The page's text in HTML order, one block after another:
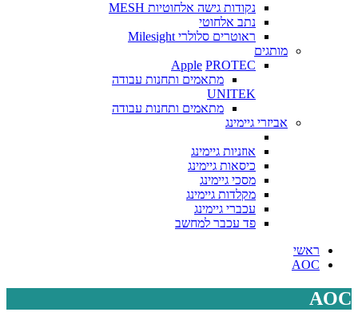
נקודות גישה אלחוטיות MESH
נתב אלחוטי
ראוטרים סלולרי Milesight
מותגים
Apple PROTEC
מתאמים ותחנות עבודה
UNITEK
מתאמים ותחנות עבודה
אביזרי גיימינג
אוזניות גיימינג
כיסאות גיימינג
מסכי גיימינג
מקלדות גיימינג
עכברי גיימינג
פד עכבר למחשב
ראשי
AOC
AOC